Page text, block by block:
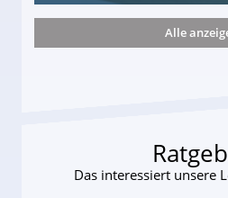
und wie viel?
Alle
Das interessiert unsere